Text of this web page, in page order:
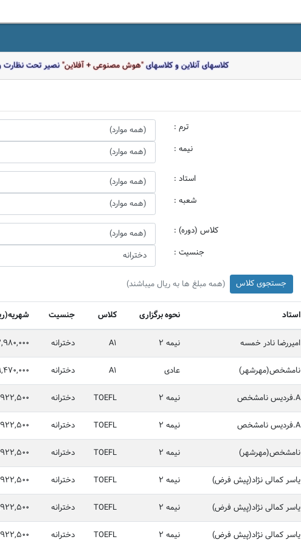
کلاسهای آنلاین و کلاسهای"هوش مصنوعی + آفلاین"نصیر تحت نظارت
ترم :
نیمه :
استاد :
شعبه :
کلاس (دوره) :
جنسیت :
(همه مبلغ ها به ریال میباشند)
استاد نحوه برگزاری کلاس جنسیت
امیررضا نادر خمسه نیمه 2 A1 دخترانه
نامشخص(مهرشهر) عادی A1 دخترانه
A.فردیس نامشخص نیمه 2 TOEFL دخترانه
A.فردیس نامشخص نیمه 2 TOEFL دخترانه
نامشخص(مهرشهر) نیمه 2 TOEFL دخترانه
یاسر کمالی نژاد(پیش فرض) نیمه 2 TOEFL دخترانه
یاسر کمالی نژاد(پیش فرض) نیمه 2 TOEFL دخترانه
یاسر کمالی نژاد(پیش فرض) نیمه 2 TOEFL دخترانه